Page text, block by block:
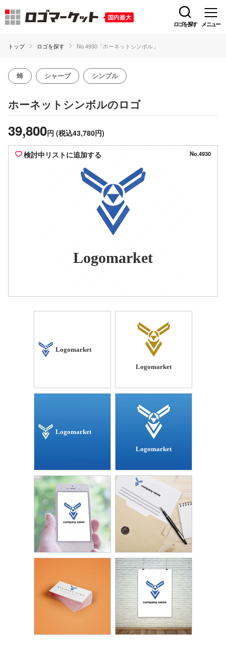
ロゴを探す メニュー
トップ ロゴを探す No.4930「ホーネットシンボル」
蜂 シャープ シンプル
ホーネットシンボルのロゴ
39,800円 (税込43,780円)
検討中リストに追加する No.4930
Logomarket
Logomarket
Logomarket
Logomarket
Logomarket